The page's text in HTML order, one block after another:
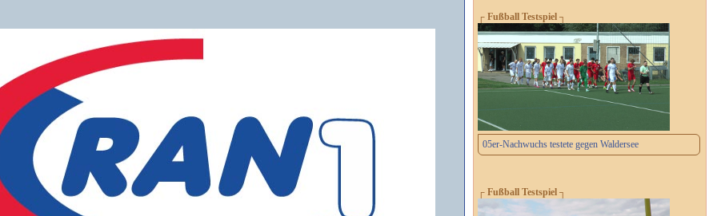
┌ Fußball Testspiel ┐
05er-Nachwuchs testete gegen Waldersee
┌ Fußball Testspiel ┐